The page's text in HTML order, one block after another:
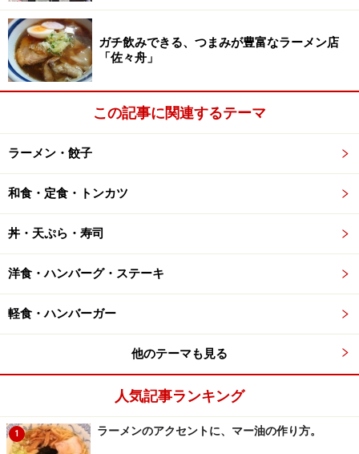
ガチ飲みできる、つまみが豊富なラーメン店
「佐々舟」
この記事に関連するテーマ
ラーメン・餃子
和食・定食・トンカツ
丼・天ぷら・寿司
洋食・ハンバーグ・ステーキ
軽食・ハンバーガー
他のテーマも見る
人気記事ランキング
1 ラーメンのアクセントに、マー油の作り方。